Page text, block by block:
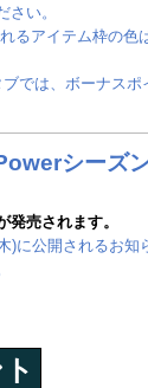
さい。
るアイテム枠の色
では、ボーナスポ
シーズ
発売されます。
)に公開されるお知